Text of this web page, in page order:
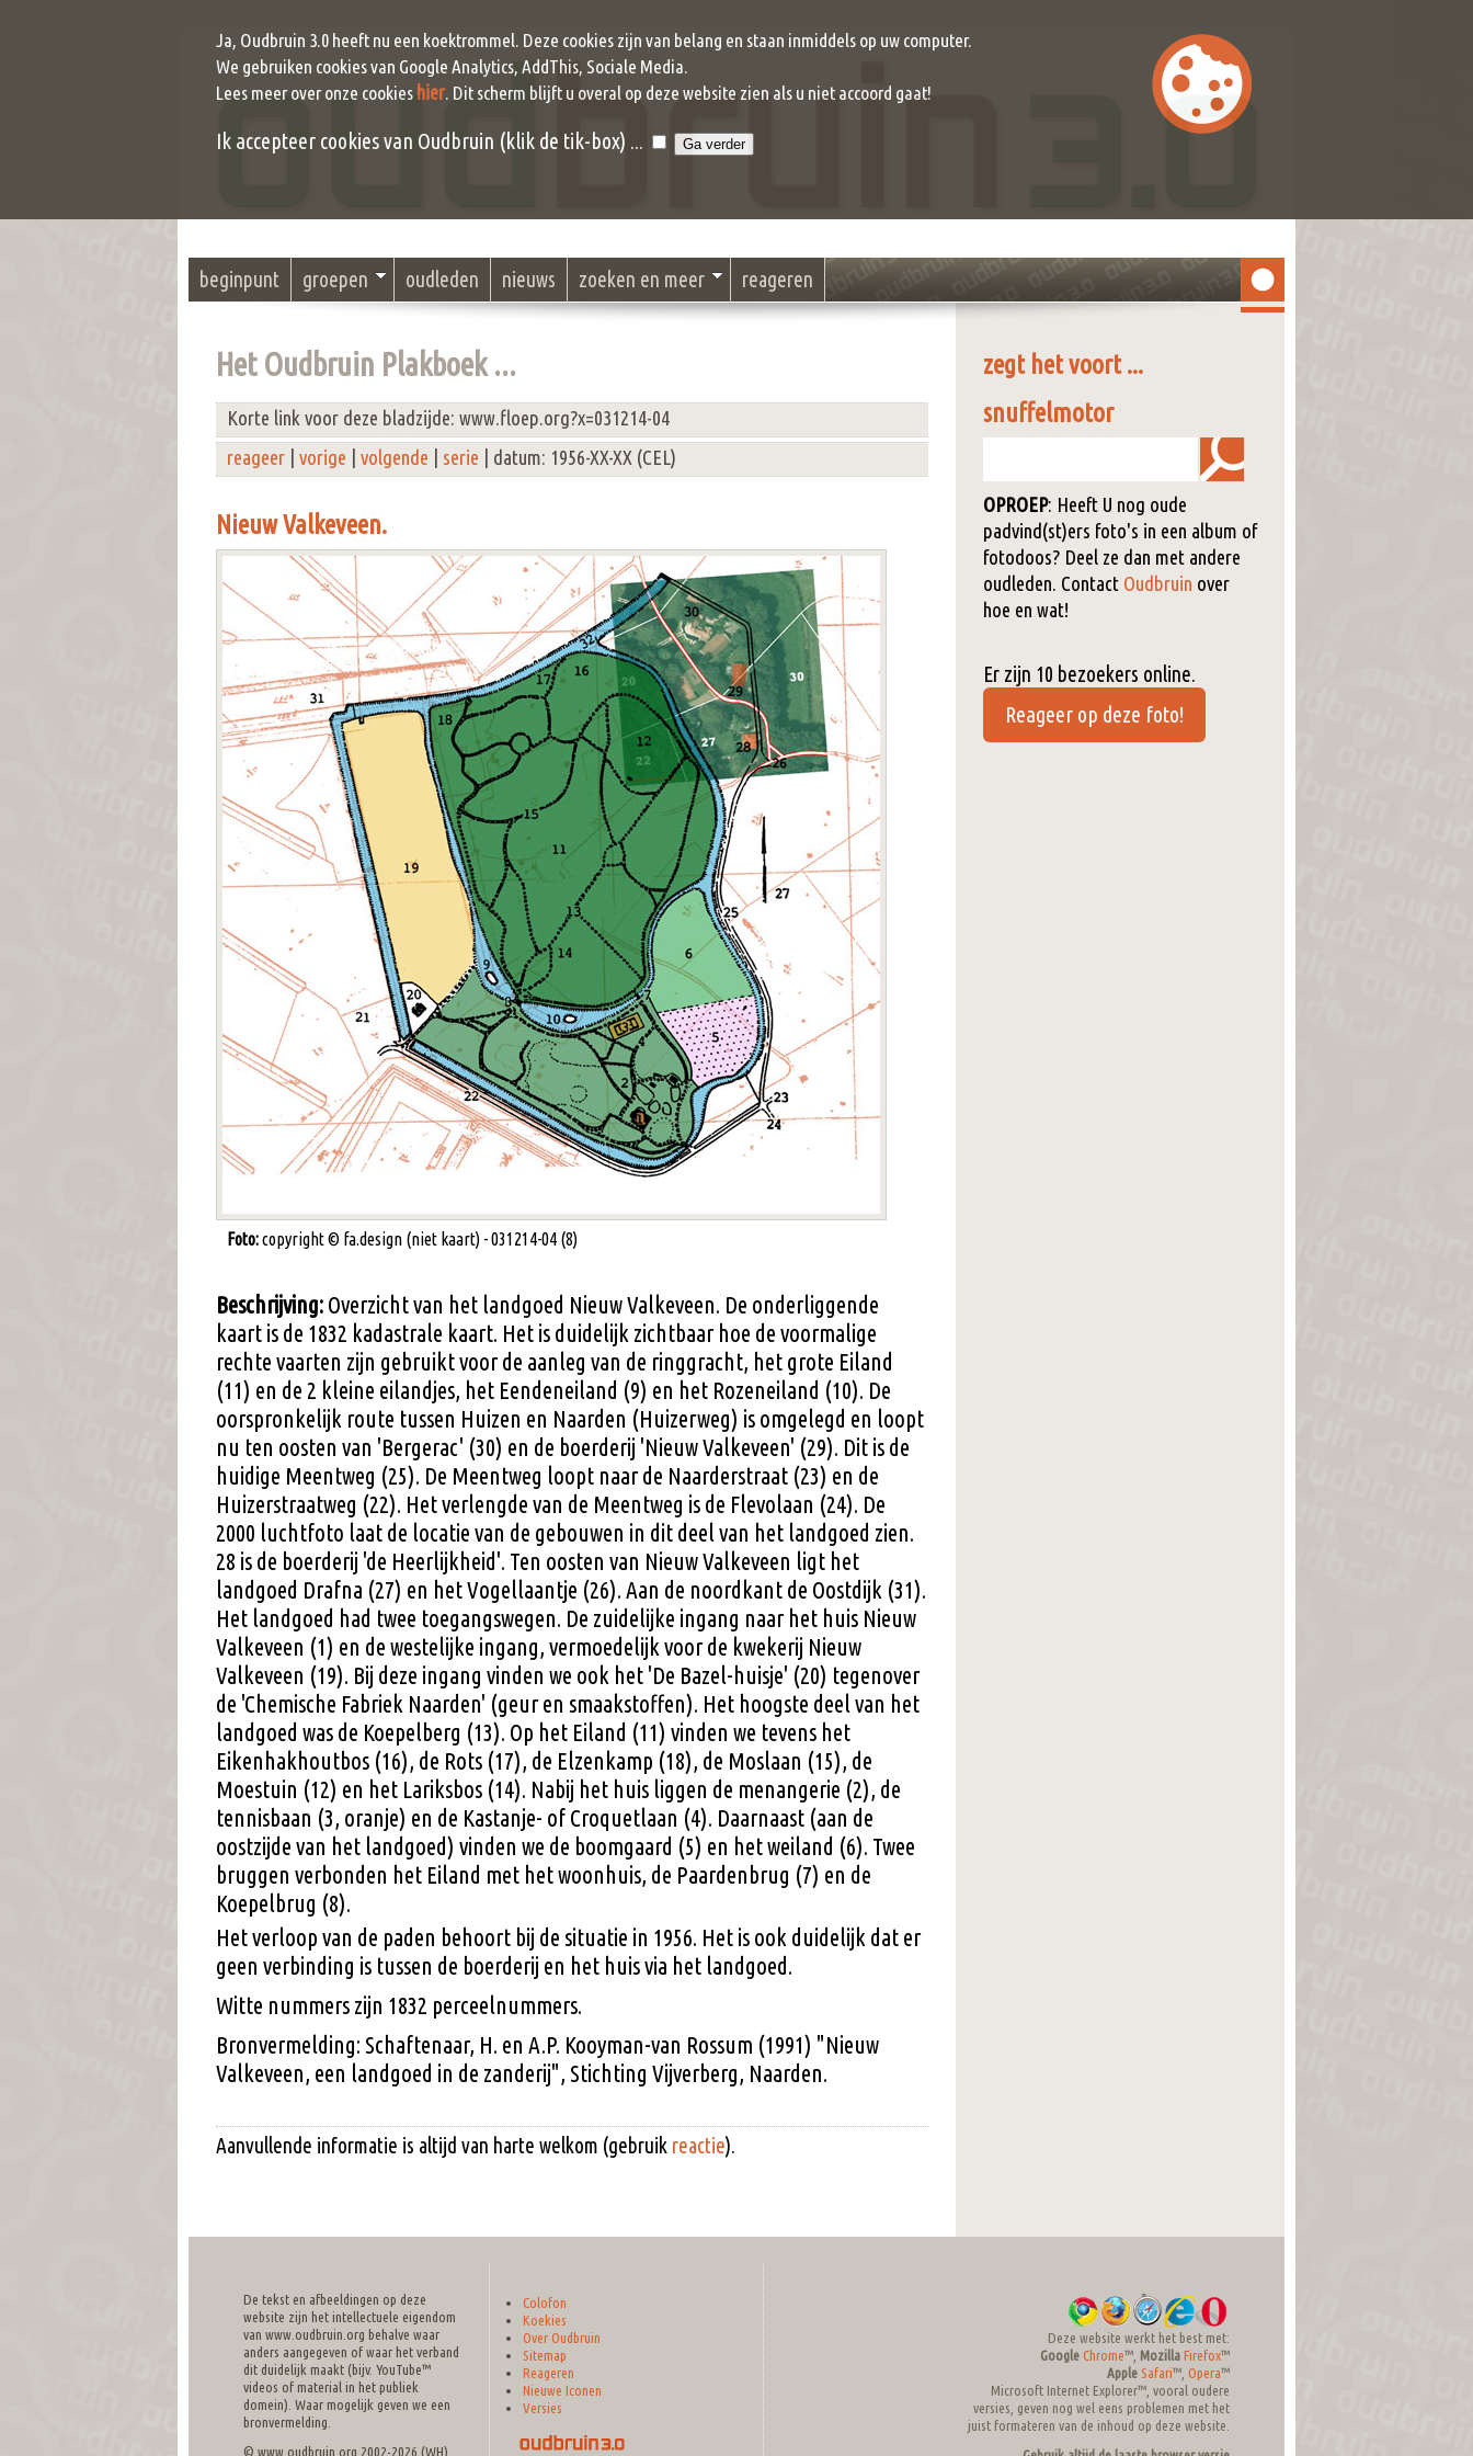
beginpunt groepen oudleden nieuws zoeken en meer reageren
Het Oudbruin Plakboek ...
Korte link voor deze bladzijde: www.floep.org?x=031214-04
reageer
vorige volgende serie | datum: 1956-XX-XX (CEL)
Nieuw Valkeveen.
Foto:copyright © fa.design (niet kaart) - 031214-04 (8)
Beschrijving: Overzicht van het landgoed Nieuw Valkeveen. De onderliggende
kaart is de 1832 kadastrale kaart. Het is duidelijk zichtbaar hoe de voormalige
rechte vaarten zijn gebruikt voor de aanleg van de ringgracht, het grote Eiland
(11) en de 2 kleine eilandjes, het Eendeneiland (9) en het Rozeneiland (10). De
oorspronkelijk route tussen Huizen en Naarden (Huizerweg) is omgelegd en loopt
nu ten oosten van 'Bergerac' (30) en de boerderij 'Nieuw Valkeveen' (29). Dit is de
huidige Meentweg (25). De Meentweg loopt naar de Naarderstraat (23) en de
Huizerstraatweg (22). Het verlengde van de Meentweg is de Flevolaan (24). De
2000 luchtfoto laat de locatie van de gebouwen in dit deel van het landgoed zien.
28 is de boerderij 'de Heerlijkheid'. Ten oosten van Nieuw Valkeveen ligt het
landgoed Drafna (27) en het Vogellaantje (26). Aan de noordkant de Oostdijk (31).
Het landgoed had twee toegangswegen. De zuidelijke ingang naar het huis Nieuw
Valkeveen (1) en de westelijke ingang, vermoedelijk voor de kwekerij Nieuw
Valkeveen (19). Bij deze ingang vinden we ook het 'De Bazel-huisje' (20) tegenover
de 'Chemische Fabriek Naarden' (geur en smaakstoffen). Het hoogste deel van het
landgoed was de Koepelberg (13). Op het Eiland (11) vinden we tevens het
Eikenhakhoutbos (16), de Rots (17), de Elzenkamp (18), de Moslaan (15), de
Moestuin (12) en het Lariksbos (14). Nabij het huis liggen de menangerie (2), de
tennisbaan (3, oranje) en de Kastanje- of Croquetlaan (4). Daarnaast (aan de
oostzijde van het landgoed) vinden we de boomgaard (5) en het weiland (6). Twee
bruggen verbonden het Eiland met het woonhuis, de Paardenbrug (7) en de
Koepelbrug (8).
Het verloop van de paden behoort bij de situatie in 1956. Het is ook duidelijk dat er
geen verbinding is tussen de boerderij en het huis via het landgoed.
Witte nummers zijn 1832 perceelnummers.
Bronvermelding: Schaftenaar, H. en A.P. Kooyman-van Rossum (1991) "Nieuw
Valkeveen, een landgoed in de zanderij", Stichting Vijverberg, Naarden.
Aanvullende informatie is altijd van harte welkom (gebruik reactie).
zegt het voort ...
snuffelmotor
OPROEP: Heeft U nog oude
padvind(st)ers foto's in een album of
fotodoos? Deel ze dan met andere
oudleden. Contact Oudbruin over
hoe en wat!
Er zijn 10 bezoekers online.
Reageer op deze foto!
De tekst en afbeeldingen op deze
website zijn het intellectuele eigendom
van www.oudbruin.org behalve waar
anders aangegeven of waar het verband
dit duidelijk maakt (bijv. YouTube™
videos of material in het publiek
domein). Waar mogelijk geven we een
bronvermelding.
© www.oudbruin.org 2002-2026 (WH)
Colofon
Koekies
Over Oudbruin
Sitemap
Reageren
Nieuwe Iconen
Versies
Deze website werkt het best met:
Google Chrome™, Mozilla Firefox™
Apple Safari™, Opera™
Microsoft Internet Explorer™, vooral oudere
versies, geven nog wel eens problemen met het
juist formateren van de inhoud op deze website.
Ja, Oudbruin 3.0 heeft nu een koektrommel. Deze cookies zijn van belang en staan inmiddels op uw computer.
We gebruiken cookies van Google Analytics, AddThis, Sociale Media.
Lees meer over onze cookies hier. Dit scherm blijft u overal op deze website zien als u niet accoord gaat!
Ik accepteer cookies van Oudbruin (klik de tik-box) ...